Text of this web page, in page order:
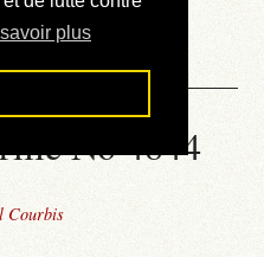
plus
No 4844
Courbis